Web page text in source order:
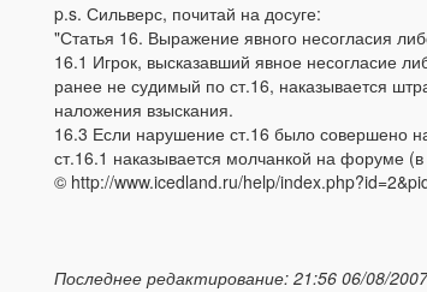
p.s. Сильверс, почитай на досуге:
"Статья 16. Выражение явного несогласия
16.1 Игрок, высказавший явное несогласие
ранее не судимый по ст.16, наказывается
наложения взыскания.
16.3 Если нарушение ст.16 было совершено
ст.16.1 наказывается молчанкой на форуме
© http://www.icedland.ru/help/
Последнее редактирование: 21:56 06/08/